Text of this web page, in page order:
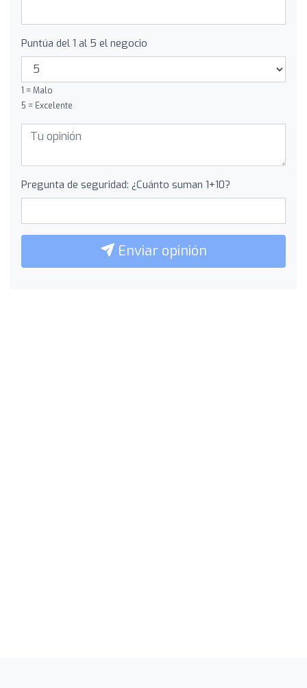
Puntúa del 1 al 5 el negocio
1 = Malo
5 = Excelente
Pregunta de seguridad: ¿Cuánto suman 1+10?
Enviar opinión